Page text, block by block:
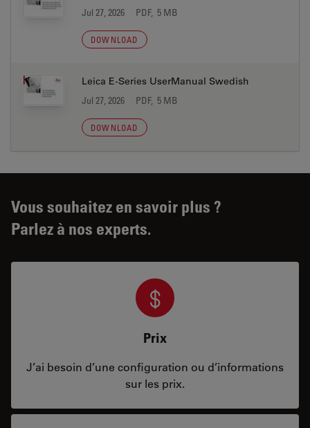
Jul 27, 2026 PDF, 5 MB
DOWNLOAD
Leica E-Series UserManual Swedish
Jul 27, 2026 PDF, 5 MB
DOWNLOAD
Vous souhaitez en savoir plus ?
Parlez à nos experts.
Prix
J’ai besoin d’une configuration ou d’informations
sur les prix.